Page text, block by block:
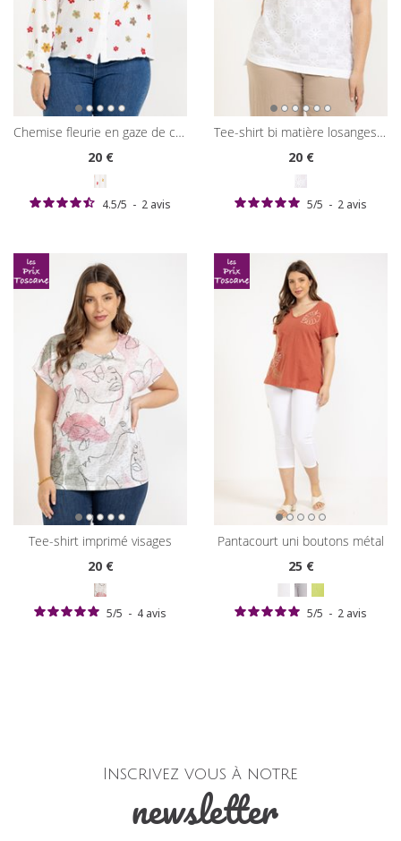
chemise fleurie en gaze de coton
20€
4.5/5 - 2 avis
tee-shirt bi matière losanges/fleurs 3d
20€
5/5 - 2 avis
tee-shirt imprimé visages
20€
5/5 - 4 avis
pantacourt uni boutons métal
25€
5/5 - 2 avis
Inscrivez vous à notre
newsletter